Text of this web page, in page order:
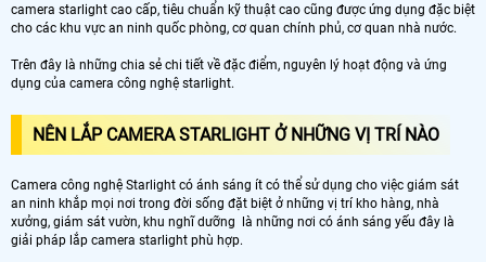
camera starlight cao cấp, tiêu chuẩn kỹ thuật cao cũng được ứng dụng đặc biệt
cho các khu vực an ninh quốc phòng, cơ quan chính phủ, cơ quan nhà nước.
Trên đây là những chia sẻ chi tiết về đặc điểm, nguyên lý hoạt động và ứng
dụng của camera công nghệ starlight.
NÊN LẮP CAMERA STARLIGHT Ở NHỮNG VỊ TRÍ NÀO
Camera công nghệ Starlight có ánh sáng ít có thể sử dụng cho việc giám sát
an ninh khắp mọi nơi trong đời sống đặt biệt ở những vị trí kho hàng, nhà
xưởng, giám sát vườn, khu nghĩ dưỡng là những nơi có ánh sáng yếu đây là
giải pháp lắp camera starlight phù hợp.